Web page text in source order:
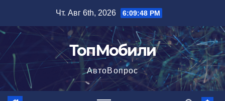
содержимому
Чт. Авг 6th, 2026 6:09:49 PM
ТопМобили
АвтоВопрос